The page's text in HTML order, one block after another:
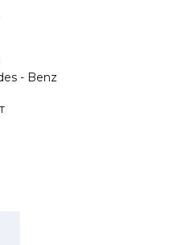
- Benz